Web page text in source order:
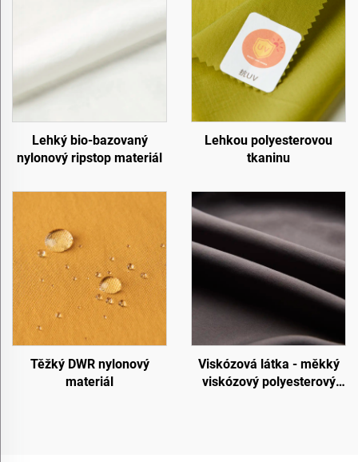
Lehký bio-bazovaný
nylonový ripstop materiál
Lehkou polyesterovou
tkaninu
Těžký DWR nylonový
materiál
Viskózová látka - měkký
viskózový polyesterový